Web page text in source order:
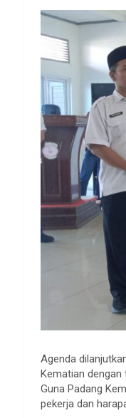
Agenda
Kematian dengan
Guna Padang
pekerja dan